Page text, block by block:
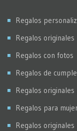
Regalos
Regalos originales
Regalos con fotos
Regalos de
Regalos
Regalos para
Regalos originales